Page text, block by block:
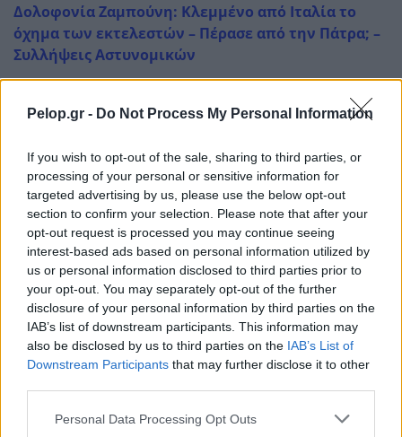
Pelop.gr - Do Not Process My Personal Information
If you wish to opt-out of the sale, sharing to third parties, or
processing of your personal or sensitive information for
targeted advertising by us, please use the below opt-out
section to confirm your selection. Please note that after your
opt-out request is processed you may continue seeing
interest-based ads based on personal information utilized by
us or personal information disclosed to third parties prior to
your opt-out. You may separately opt-out of the further
disclosure of your personal information by third parties on the
IAB’s list of downstream participants. This information may
also be disclosed by us to third parties on the IAB’s List of
Downstream Participants that may further disclose it to other
Please note that this website/app uses one or more Google
Personal Data Processing Opt Outs
Δολοφονία Ζαμπούνη: Κλεμμένο από Ιταλία το
όχημα των εκτελεστών – Πέρασε από την Πάτρα; –
Συλλήψεις Αστυνομικών
Η «Πελοπόννησος» και το pelop.gr σε
ανοιχτή γραμμή με τον Πολίτη
Η φωνή σου έχει δύναμη – στείλε παράπονα,
καταγγελίες ή ιδέες για τη γειτονιά σου.
Viber:+306909196125
Στείλε μήνυμα στο Viber